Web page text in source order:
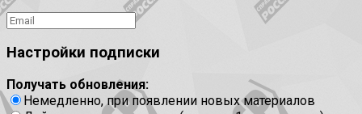
Настройки подписки
Получать обновления:
Немедленно, при появлении новых материалов